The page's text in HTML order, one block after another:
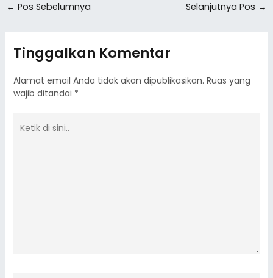
← Pos Sebelumnya Selanjutnya Pos →
Tinggalkan Komentar
Alamat email Anda tidak akan dipublikasikan. Ruas yang
wajib ditandai *
di